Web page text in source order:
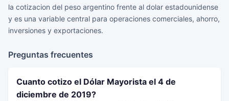
la cotizacion del peso argentino frente al dolar estadounidense
y es una variable central para operaciones comerciales, ahorro,
inversiones y exportaciones.
Preguntas frecuentes
Cuanto cotizo el Dólar Mayorista el 4 de
diciembre de 2019?